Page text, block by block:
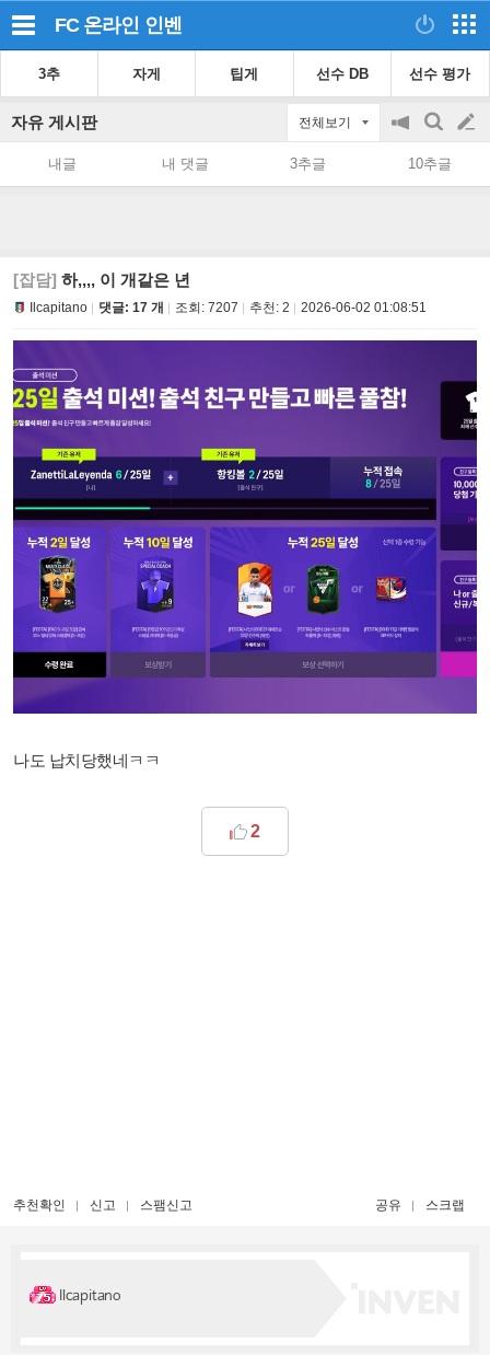
FC 온라인 인벤
3추 자게 팁게 선수 DB 선수 평가
자유 게시판 전체보기
공
지
on/off
검
색
글
쓰
내글 내 댓글 3추글 10추글
[잡담] 하,,,, 이 개같은 년
Ilcapitano 댓글: 17 개 조회: 7207 추천: 2 2026-06-02 01:08:51
나도 납치당했네ㅋㅋ
2
추천확인 신고 스팸신고 공유 스크랩
Ilcapitano